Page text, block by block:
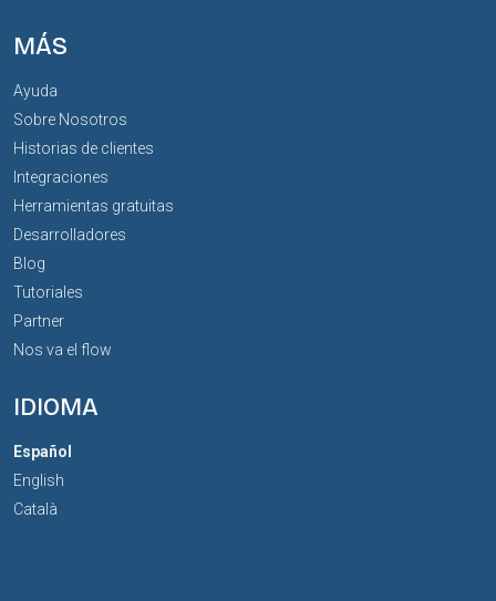
MÁS
Ayuda
Sobre Nosotros
Historias de clientes
Integraciones
Herramientas gratuitas
Desarrolladores
Blog
Tutoriales
Partner
Nos va el flow
IDIOMA
Español
English
Català